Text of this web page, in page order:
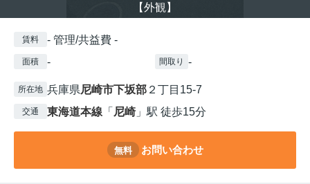
【外観】
賃料 - 管理/共益費 -
面積 - 間取り -
所在地 兵庫県尼崎市下坂部 ２丁目15-7
交通 東海道本線 「 尼崎」駅 徒歩15分
無料 お問い合わせ